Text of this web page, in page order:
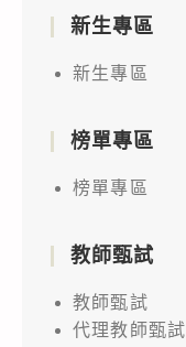
新生專區
新生專區
榜單專區
榜單專區
教師甄試
教師甄試
代理教師甄試